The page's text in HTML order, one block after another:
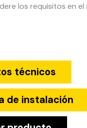
los requisitos en el
técnicos
de instalación